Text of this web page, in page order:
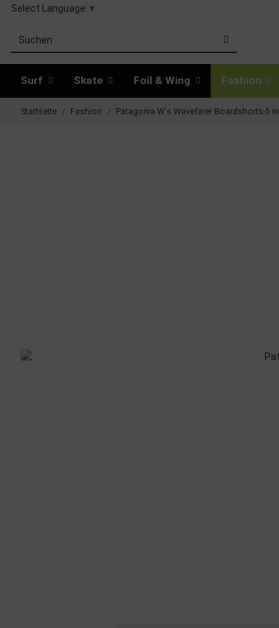
Select Language ▼
Surf Skate Foil & Wing Fashion
Startseite Fashion Patagonia W's Wavefarer Boardshorts-5 in.